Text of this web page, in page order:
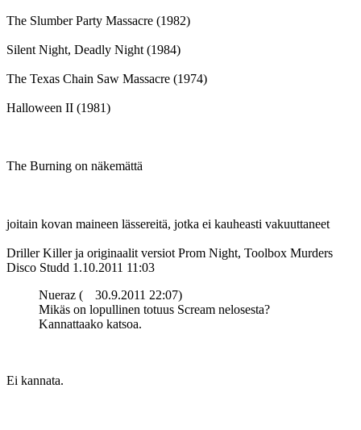
The Slumber Party Massacre (1982)
Silent Night, Deadly Night (1984)
The Texas Chain Saw Massacre (1974)
Halloween II (1981)
The Burning on näkemättä
joitain kovan maineen lässereitä, jotka ei kauheasti vakuuttaneet
Driller Killer ja originaalit versiot Prom Night, Toolbox Murders
Disco Studd 1.10.2011 11:03
Nueraz (
30.9.2011 22:07)
Mikäs on lopullinen totuus Scream nelosesta?
Kannattaako katsoa.
Ei kannata.